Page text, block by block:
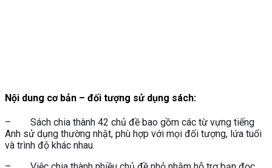
Nội dung cơ bản – đối tượng sử dụng sách:
– Sách chia thành 42 chủ đề bao gồm các từ vựng tiếng
Anh sử dụng thường nhật, phù hợp với mọi đối tượng, lứa tuổi
và trình độ khác nhau.